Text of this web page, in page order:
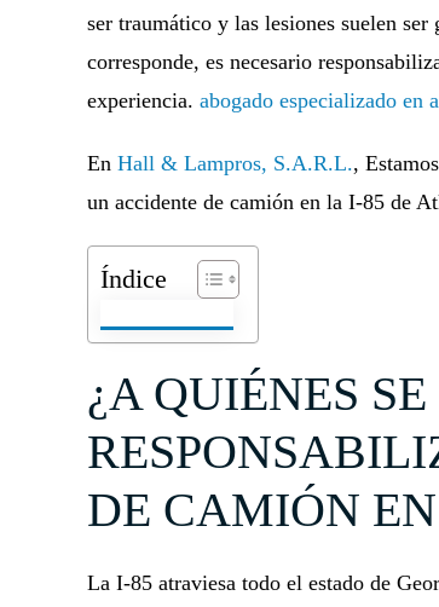
ser traumático y las lesiones suelen
corresponde, es necesario
experiencia. abogado especializado en
En Hall & Lampros, S.A.R.L.,
un accidente de camión en la I-85 de
Índice
¿A QUIÉNES
DE CAMIÓN
La I-85 atraviesa todo el estado de